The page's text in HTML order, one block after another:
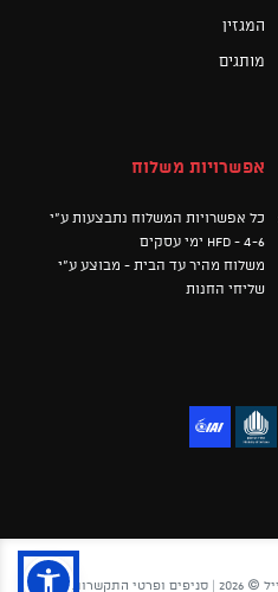
המגזין
מותגים
אפשרויות משלוח
כל אפשרויות המשלוח נתבצעות ע"י
HFD - 4-6 ימי עסקים
משלוח מהיר עד הבית - מבוצע ע"י
שליחי החנות
| סניפים ופרטי התקשרות